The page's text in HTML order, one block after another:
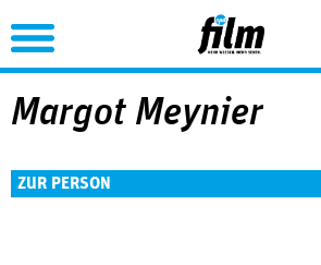
Jump to Navigation
Margot Meynier
ZUR PERSON